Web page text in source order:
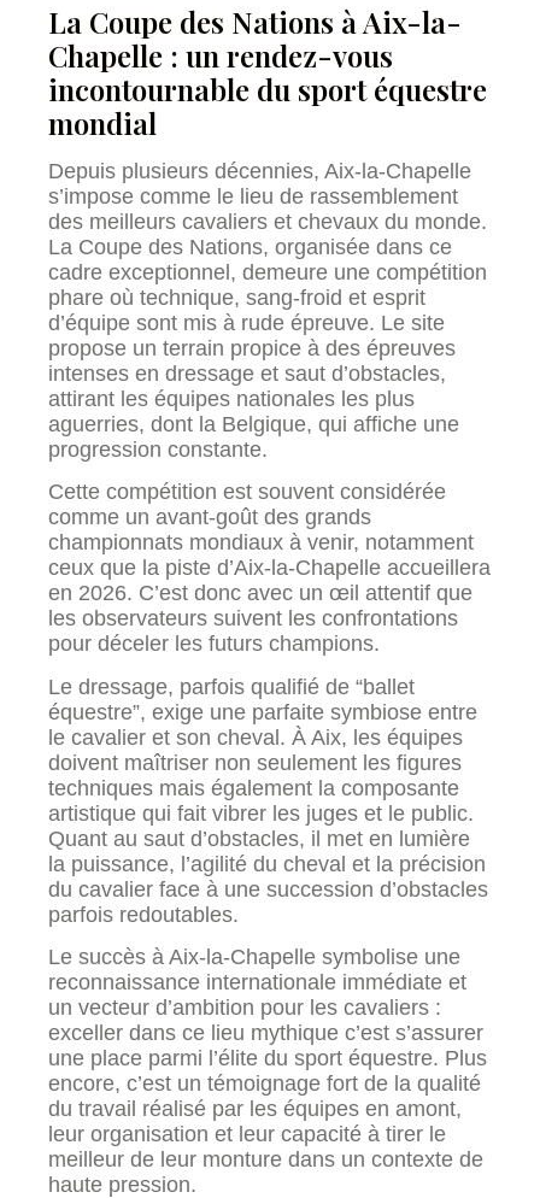
La Coupe des Nations à Aix-la-
Chapelle : un rendez-vous
incontournable du sport équestre
mondial
Depuis plusieurs décennies, Aix-la-Chapelle
s’impose comme le lieu de rassemblement
des meilleurs cavaliers et chevaux du monde.
La Coupe des Nations, organisée dans ce
cadre exceptionnel, demeure une compétition
phare où technique, sang-froid et esprit
d’équipe sont mis à rude épreuve. Le site
propose un terrain propice à des épreuves
intenses en dressage et saut d’obstacles,
attirant les équipes nationales les plus
aguerries, dont la Belgique, qui affiche une
progression constante.
Cette compétition est souvent considérée
comme un avant-goût des grands
championnats mondiaux à venir, notamment
ceux que la piste d’Aix-la-Chapelle accueillera
en 2026. C’est donc avec un œil attentif que
les observateurs suivent les confrontations
pour déceler les futurs champions.
Le dressage, parfois qualifié de “ballet
équestre”, exige une parfaite symbiose entre
le cavalier et son cheval. À Aix, les équipes
doivent maîtriser non seulement les figures
techniques mais également la composante
artistique qui fait vibrer les juges et le public.
Quant au saut d’obstacles, il met en lumière
la puissance, l’agilité du cheval et la précision
du cavalier face à une succession d’obstacles
parfois redoutables.
Le succès à Aix-la-Chapelle symbolise une
reconnaissance internationale immédiate et
un vecteur d’ambition pour les cavaliers :
exceller dans ce lieu mythique c’est s’assurer
une place parmi l’élite du sport équestre. Plus
encore, c’est un témoignage fort de la qualité
du travail réalisé par les équipes en amont,
leur organisation et leur capacité à tirer le
meilleur de leur monture dans un contexte de
haute pression.